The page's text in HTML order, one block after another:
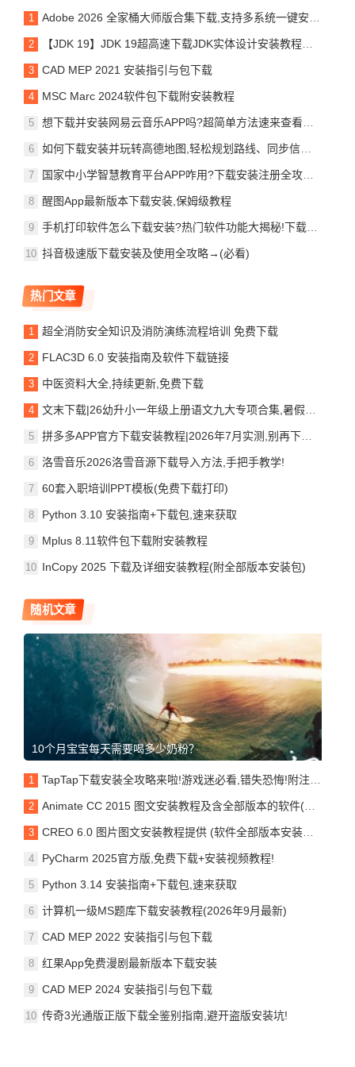
Adobe 2026 全家桶大师版合集下载,支持多系统一键安装,手慢无!
【JDK 19】JDK 19超高速下载JDK实体设计安装教程指南
CAD MEP 2021 安装指引与包下载
MSC Marc 2024软件包下载附安装教程
想下载并安装网易云音乐APP吗?超简单方法速来查看学习!
如何下载安装并玩转高德地图,轻松规划路线、同步信息,出行超方便!
国家中小学智慧教育平台APP咋用?下载安装注册全攻略,速来收藏!
醒图App最新版本下载安装,保姆级教程
手机打印软件怎么下载安装?热门软件功能大揭秘!下载注册使用全攻略
抖音极速版下载安装及使用全攻略→(必看)
热门文章
超全消防安全知识及消防演练流程培训 免费下载
FLAC3D 6.0 安装指南及软件下载链接
中医资料大全,持续更新,免费下载
文末下载|26幼升小一年级上册语文九大专项合集,暑假预习资料——PDF电子版可
拼多多APP官方下载安装教程|2026年7月实测,别再下到山寨版了
洛雪音乐2026洛雪音源下载导入方法,手把手教学!
60套入职培训PPT模板(免费下载打印)
Python 3.10 安装指南+下载包,速来获取
Mplus 8.11软件包下载附安装教程
InCopy 2025 下载及详细安装教程(附全部版本安装包)
随机文章
10个月宝宝每天需要喝多少奶粉？
TapTap下载安装全攻略来啦!游戏迷必看,错失恐悔!附注意事项!
Animate CC 2015 图文安装教程及含全部版本的软件(安装包均可)
CREO 6.0 图片图文安装教程提供 (软件全部版本安装包)支持
PyCharm 2025官方版,免费下载+安装视频教程!
Python 3.14 安装指南+下载包,速来获取
计算机一级MS题库下载安装教程(2026年9月最新)
CAD MEP 2022 安装指引与包下载
红果App免费漫剧最新版本下载安装
CAD MEP 2024 安装指引与包下载
传奇3光通版正版下载全鉴别指南,避开盗版安装坑!